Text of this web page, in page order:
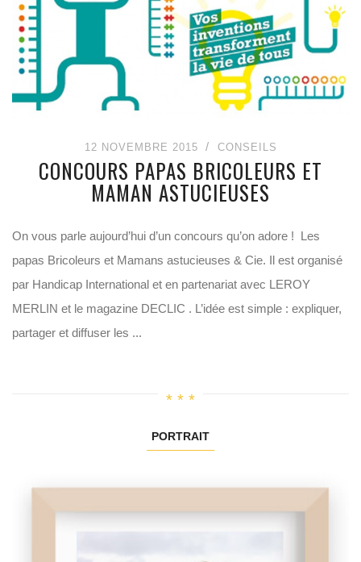
12 NOVEMBRE 2015 CONSEILS
CONCOURS PAPAS BRICOLEURS ET
MAMAN ASTUCIEUSES
On vous parle aujourd’hui d’un concours qu’on adore ! Les
papas Bricoleurs et Mamans astucieuses & Cie. Il est organisé
par Handicap International et en partenariat avec LEROY
MERLIN et le magazine DECLIC . L’idée est simple : expliquer,
partager et diffuser les ...
PORTRAIT